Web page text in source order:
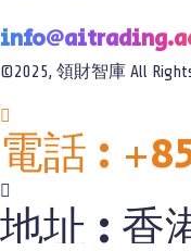
©2025, 領財智庫 All Rights
電話 :
地址 : 香